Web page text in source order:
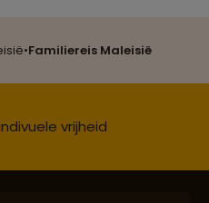
•Familiereis Maleisië
reisadvies